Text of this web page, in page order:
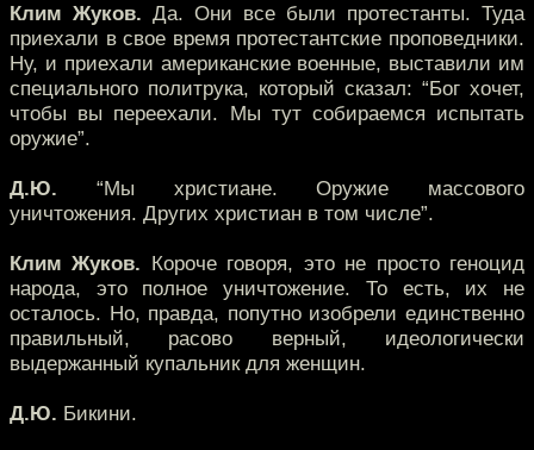
Клим Жуков. Да. Они все были протестанты. Туда
приехали в свое время протестантские проповедники.
Ну, и приехали американские военные, выставили им
специального политрука, который сказал: “Бог хочет,
чтобы вы переехали. Мы тут собираемся испытать
оружие”.
Д.Ю. “Мы христиане. Оружие массового
уничтожения. Других христиан в том числе”.
Клим Жуков. Короче говоря, это не просто геноцид
народа, это полное уничтожение. То есть, их не
осталось. Но, правда, попутно изобрели единственно
правильный, расово верный, идеологически
выдержанный купальник для женщин.
Д.Ю. Бикини.